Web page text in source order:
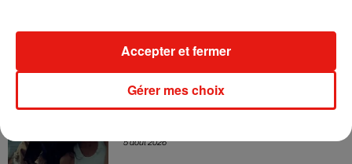
5 août 2026
Gérer mes choix
Accepter et fermer